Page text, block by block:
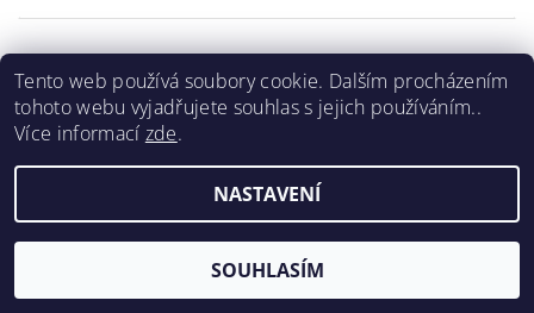
Tento web používá soubory cookie. Dalším procházením
tohoto webu vyjadřujete souhlas s jejich používáním..
Více informací zde.
NASTAVENÍ
SOUHLASÍM